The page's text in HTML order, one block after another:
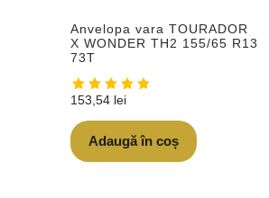
Anvelopa vara TOURADOR
X WONDER TH2 155/65 R13
73T
153,54 lei
Adaugă în coș